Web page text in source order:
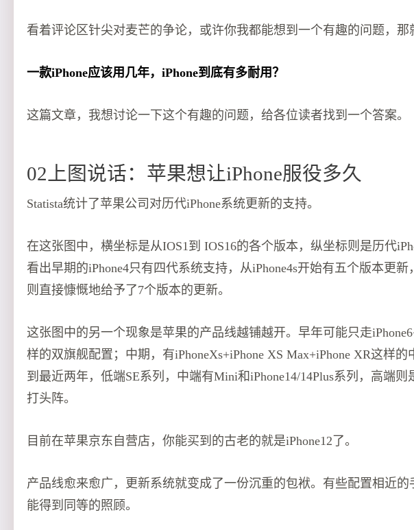
看着评论区针尖对麦芒的争论，或许你我都能想到一个有趣的问题，那
一款iPhone应该用几年，iPhone到底有多耐用？
这篇文章，我想讨论一下这个有趣的问题，给各位读者找到一个答案。
02上图说话：苹果想让iPhone服役多久
Statista统计了苹果公司对历代iPhone系统更新的支持。
在这张图中，横坐标是从IOS1到 IOS16的各个版本，纵坐标则是历代
看出早期的iPhone4只有四代系统支持，从iPhone4s开始有五个版本更新
则直接慷慨地给予了7个版本的更新。
这张图中的另一个现象是苹果的产品线越铺越开。早年可能只走
样的双旗舰配置；中期，有iPhoneXs+iPhone XS Max+iPhone XR这样
到最近两年，低端SE系列，中端有Mini和iPhone14/14Plus系列，高端则
打头阵。
目前在苹果京东自营店，你能买到的古老的就是iPhone12了。
产品线愈来愈广，更新系统就变成了一份沉重的包袱。有些配置相近的
能得到同等的照顾。